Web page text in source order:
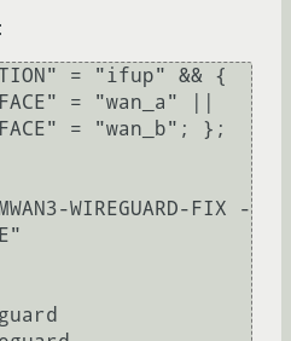
= "ifup" && {
= "wan_a" ||
= "wan_b"; };